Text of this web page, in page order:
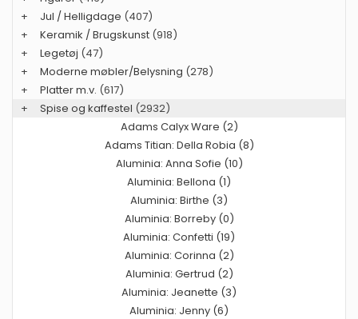
+
Jul / Helligdage (407)
+
Keramik / Brugskunst (918)
+
Legetøj (47)
+
Moderne møbler/Belysning (278)
+
Platter m.v. (617)
+
Spise og kaffestel (2932)
Adams Calyx Ware (2)
Adams Titian: Della Robia (8)
Aluminia: Anna Sofie (10)
Aluminia: Bellona (1)
Aluminia: Birthe (3)
Aluminia: Borreby (0)
Aluminia: Confetti (19)
Aluminia: Corinna (2)
Aluminia: Gertrud (2)
Aluminia: Jeanette (3)
Aluminia: Jenny (6)